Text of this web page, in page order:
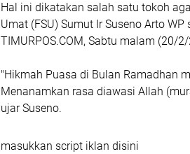
Hal ini dikatakan salah satu tokoh
Umat (FSU) Sumut Ir Suseno Arto
TIMURPOS.COM, Sabtu malam (20/
"Hikmah Puasa di Bulan Ramadhan
Menanamkan rasa diawasi Allah
ujar Suseno.
masukkan script iklan disini